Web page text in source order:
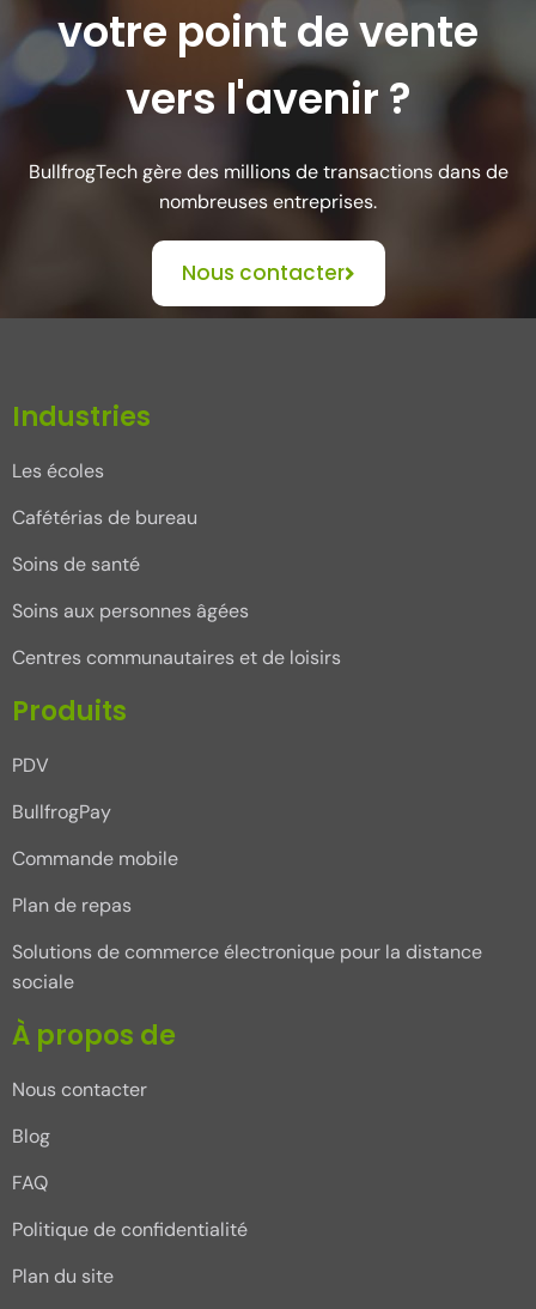
votre point de vente
vers l'avenir ?
BullfrogTech gère des millions de transactions dans de
nombreuses entreprises.
Nous contacter
Industries
Les écoles
Cafétérias de bureau
Soins de santé
Soins aux personnes âgées
Centres communautaires et de loisirs
Produits
PDV
BullfrogPay
Commande mobile
Plan de repas
Solutions de commerce électronique pour la distance
sociale
À propos de
Nous contacter
Blog
FAQ
Politique de confidentialité
Plan du site